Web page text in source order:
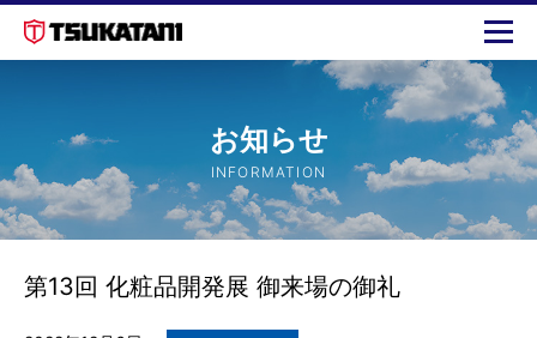
お知らせ
INFORMATION
第13回 化粧品開発展 御来場の御礼